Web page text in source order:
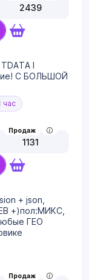
2439
I
С БОЛЬШОЙ
час
Продаж
1131
+ json,
+)пол:МИКС,
ГЕО
Продаж